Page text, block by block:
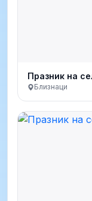
Празник на
Близнаци